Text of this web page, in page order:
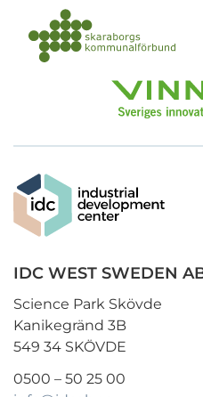
IDC WEST SWEDEN
Science Park Skövde
Kanikegränd 3B
549 34 SKÖVDE
0500 – 50 25 00